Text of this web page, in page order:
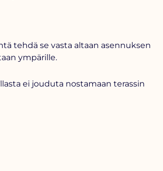
tehdä se vasta altaan asennuksen
ympärille.
ei jouduta nostamaan terassin